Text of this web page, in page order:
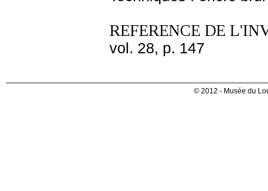
REFERENCE DE
vol. 28, p. 147
© 2012 - Musée du